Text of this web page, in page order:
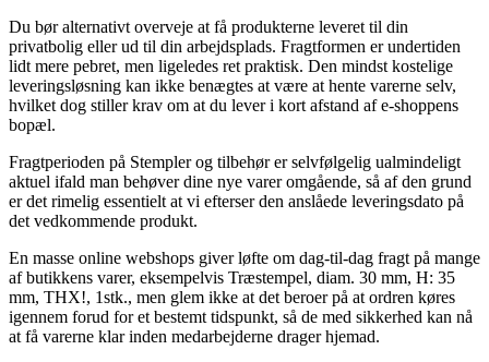
Du bør alternativt overveje at få produkterne leveret til din
privatbolig eller ud til din arbejdsplads. Fragtformen er undertiden
lidt mere pebret, men ligeledes ret praktisk. Den mindst kostelige
leveringsløsning kan ikke benægtes at være at hente varerne selv,
hvilket dog stiller krav om at du lever i kort afstand af e-shoppens
bopæl.
Fragtperioden på Stempler og tilbehør er selvfølgelig ualmindeligt
aktuel ifald man behøver dine nye varer omgående, så af den grund
er det rimelig essentielt at vi efterser den anslåede leveringsdato på
det vedkommende produkt.
En masse online webshops giver løfte om dag-til-dag fragt på mange
af butikkens varer, eksempelvis Træstempel, diam. 30 mm, H: 35
mm, THX!, 1stk., men glem ikke at det beroer på at ordren køres
igennem forud for et bestemt tidspunkt, så de med sikkerhed kan nå
at få varerne klar inden medarbejderne drager hjemad.